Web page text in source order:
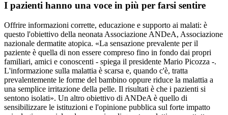
I pazienti hanno una voce in più per farsi sentire
Offrire informazioni corrette, educazione e supporto ai malati: è
questo l'obiettivo della neonata Associazione ANDeA, Associazione
nazionale dermatite atopica. «La sensazione prevalente per il
paziente è quella di non essere compreso fino in fondo dai propri
familiari, amici e conoscenti - spiega il presidente Mario Picozza -.
L'informazione sulla malattia è scarsa e, quando c'è, tratta
prevalentemente le forme del bambino oppure riduce la malattia a
una semplice irritazione della pelle. Il risultati è che i pazienti si
sentono isolati». Un altro obiettivo di ANDeA è quello di
sensibilizzare le istituzioni e l'opinione pubblica sul forte impatto